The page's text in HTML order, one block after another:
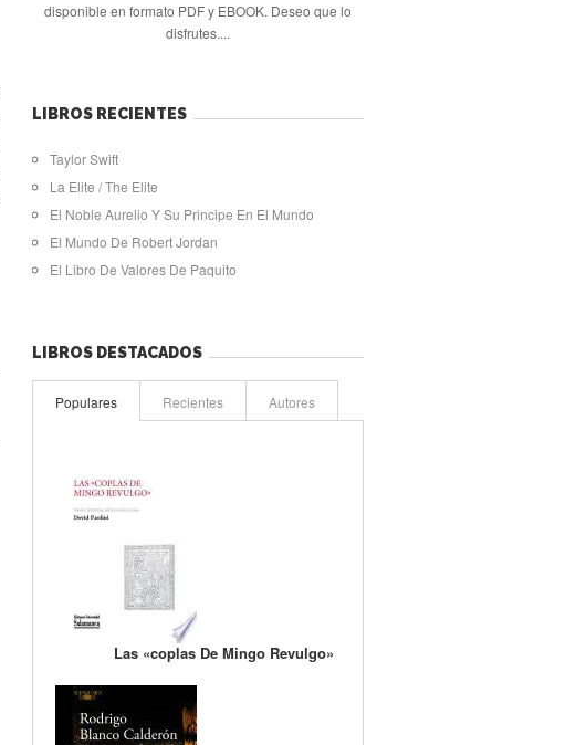
disponible en formato PDF y EBOOK. Deseo que lo
disfrutes....
LIBROS RECIENTES
Taylor Swift
La Elite / The Elite
El Noble Aurelio Y Su Principe En El Mundo
El Mundo De Robert Jordan
El Libro De Valores De Paquito
LIBROS DESTACADOS
Populares Recientes Autores
Las «coplas De Mingo Revulgo»